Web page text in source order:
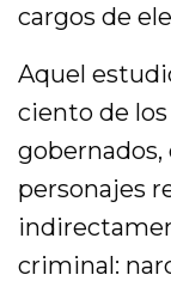
cargos de
Aquel
ciento de
gobernados,
personajes
criminal: